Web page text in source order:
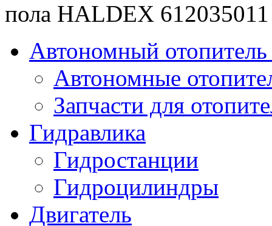
пола HALDEX 612035011
Автономный отопитель
Автономные
Запчасти для
Гидравлика
Гидростанции
Гидроцилиндры
Двигатель